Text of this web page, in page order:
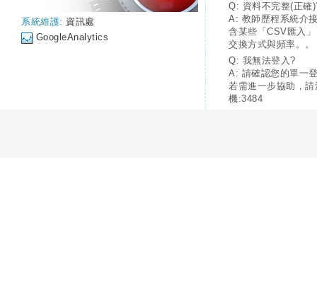
系統維護: 資訊處
GoogleAnalytics
Q: 資料不完整(正確
A: 教師歷程系統介
含某些「CSV匯入
交換方式與頻率。。
Q: 我無法登入?
A: 請確認您的單一
若需進一步協助，
機:3484